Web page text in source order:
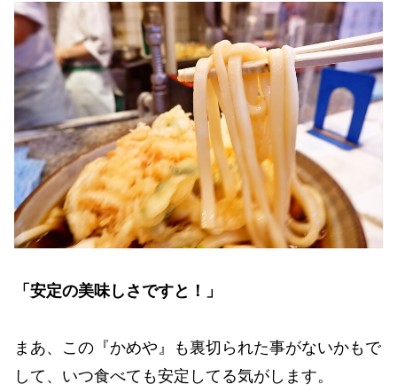
「安定の美味しさですと！」
まあ、この『かめや』も裏切られた事がないかもで
して、いつ食べても安定してる気がします。